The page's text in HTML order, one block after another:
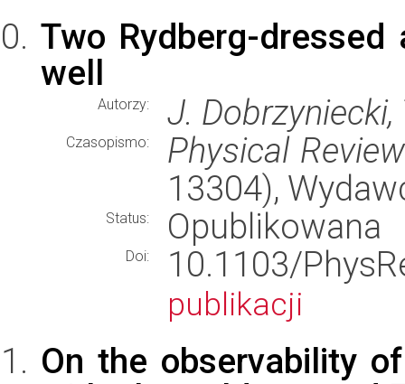
Two Rydberg-
well
Autorzy: J. Dobrzyniecki,
Czasopismo:
Physical
13304),
Status: Opublikowana
Doi: 10.1103/
publikacji
On the observability